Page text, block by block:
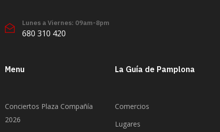
Lunes a Viernes: 09am-8pm
680 310 420
Menu
Conciertos Plaza Compañía
2026
La Guía de Pamplona
Comercios
Lugares